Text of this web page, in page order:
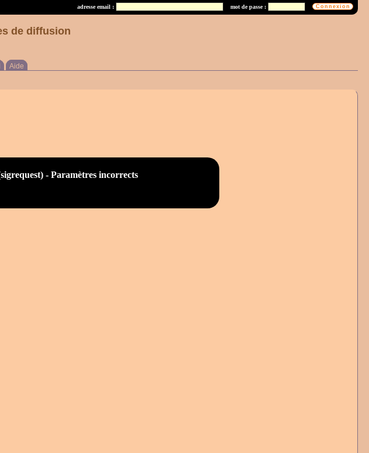
- Paramètres incorrects
adresse email : mot de passe :
de diffusion
Aide